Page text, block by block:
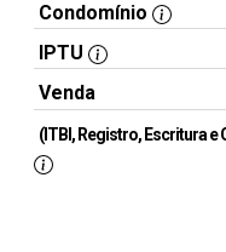
Condomínio
IPTU
Venda
(ITBI, Registro, Escritura e